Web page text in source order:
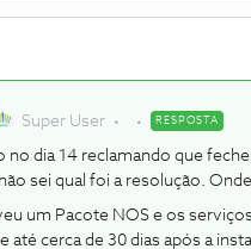
Super User RESPOSTA
no dia 14 reclamando que
sei qual foi a resolução.
um Pacote NOS e os
até cerca de 30 dias após a